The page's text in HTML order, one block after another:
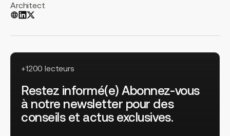
Architect
+1200 lecteurs
Restez informé(e) Abonnez-vous
à notre newsletter pour des
conseils et actus exclusives.